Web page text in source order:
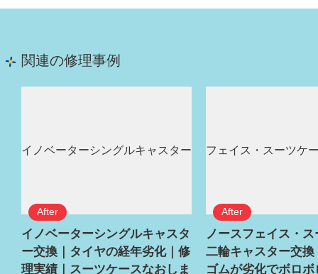
関連の修理事例
イノベーターシングルキャスタ
ー交換｜タイヤの経年劣化｜修
理実績｜スーツケースなおしま
ノースフェイス・
二輪キャスター交換
ゴムが劣化でボロ